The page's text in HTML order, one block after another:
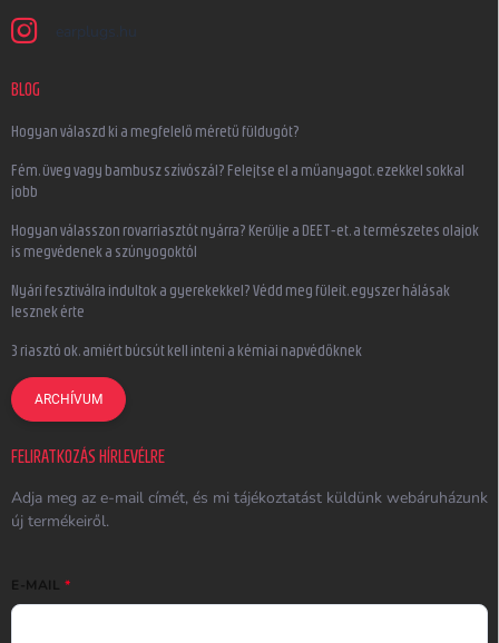
earplugs.hu
BLOG
Hogyan válaszd ki a megfelelő méretű füldugót?
Fém, üveg vagy bambusz szívószál? Felejtse el a műanyagot, ezekkel sokkal
jobb
Hogyan válasszon rovarriasztót nyárra? Kerülje a DEET-et, a természetes olajok
is megvédenek a szúnyogoktól
Nyári fesztiválra indultok a gyerekekkel? Védd meg füleit, egyszer hálásak
lesznek érte
3 riasztó ok, amiért búcsút kell inteni a kémiai napvédőknek
ARCHÍVUM
FELIRATKOZÁS HÍRLEVÉLRE
Adja meg az e-mail címét, és mi tájékoztatást küldünk webáruházunk
új termékeiről.
E-MAIL